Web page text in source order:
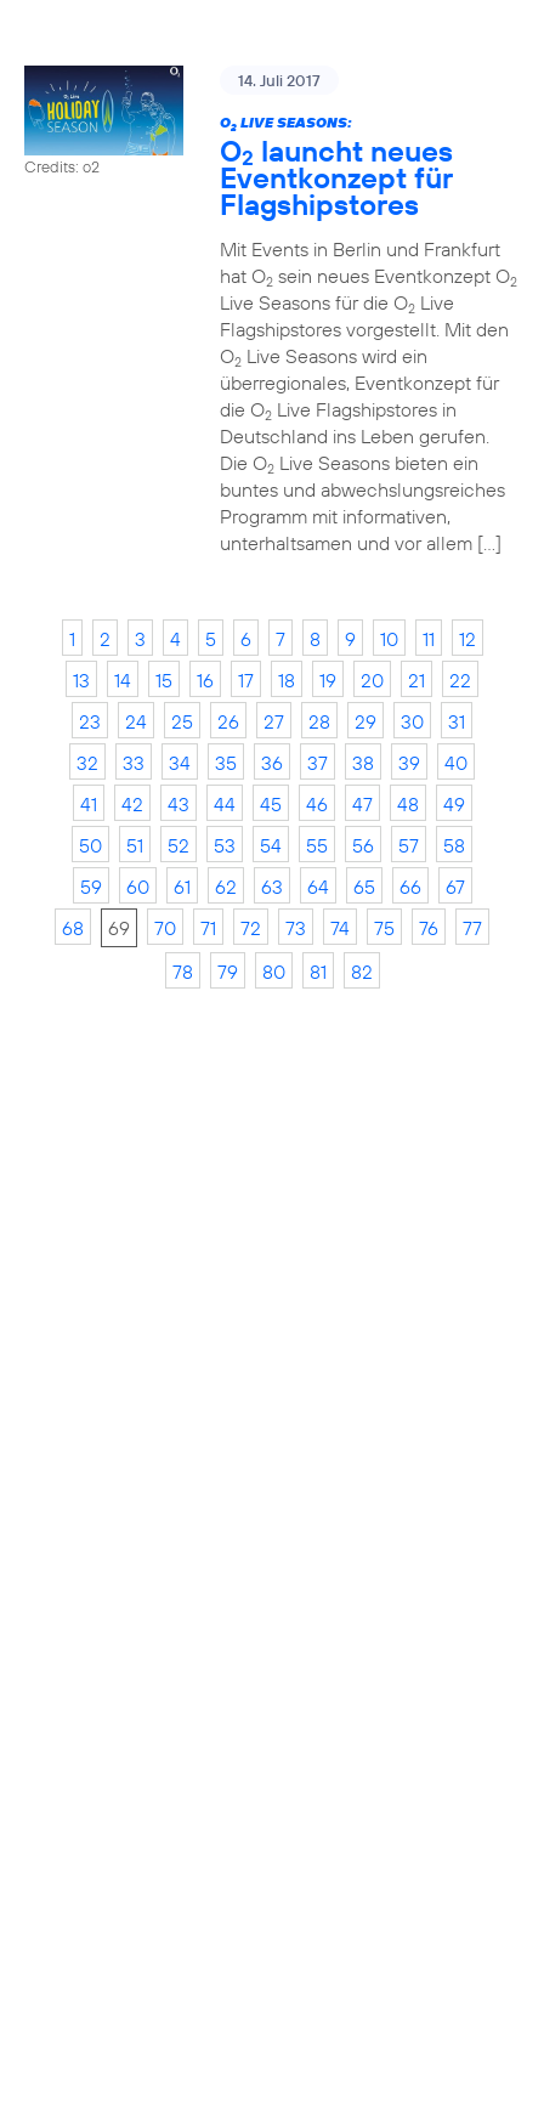
Credits: o2
14. Juli 2017
O2LIVE SEASONS:
O2 launcht neues
Eventkonzept für
Flagshipstores
Mit Events in Berlin und Frankfurt
hat O2sein neues Eventkonzept O2
Live Seasons für die O2Live
Flagshipstores vorgestellt. Mit den
O2Live Seasons wird ein
überregionales, Eventkonzept für
die O2Live Flagshipstores in
Deutschland ins Leben gerufen.
Die O2Live Seasons bieten ein
buntes und abwechslungsreiches
Programm mit informativen,
unterhaltsamen und vor allem […]
1 2 3 4 5 6 7 8 9 10 11
12
13
14 15 16 17 18 19 20 21
22
23
24 25 26 27 28 29 30
31
32
33 34 35 36 37 38 39
40
41
42 43 44 45 46 47 48
49
50
51 52 53 54 55 56 57
58
59
60 61 62 63 64 65 66
67
68
69 70 71 72 73 74 75 76
77
78
79 80 81 82